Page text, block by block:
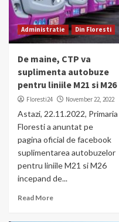
Administratie Din Floresti
De maine, CTP va
suplimenta autobuze
pentru liniile M21 si M26
Floresti24 November 22, 2022
Astazi, 22.11.2022, Primaria
Floresti a anuntat pe
pagina oficial de facebook
suplimentarea autobuzelor
pentru liniile M21 si M26
incepand de...
Read More